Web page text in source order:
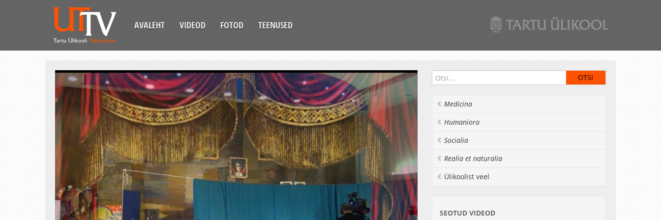
AVALEHT VIDEOD FOTOD TEENUSED
Medicina
Humaniora
Socialia
Realia et naturalia
Ülikoolist veel
SEOTUD VIDEOD